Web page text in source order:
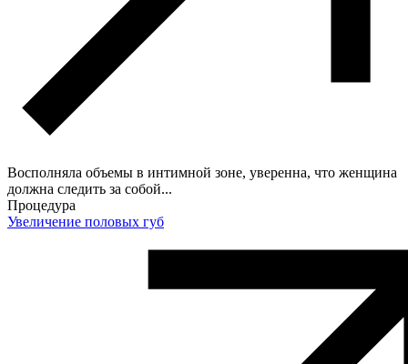
Восполняла объемы в интимной зоне, уверенна, что женщина
должна следить за собой...
Процедура
Увеличение половых губ